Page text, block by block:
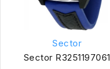
Sector
Sector R3251197061